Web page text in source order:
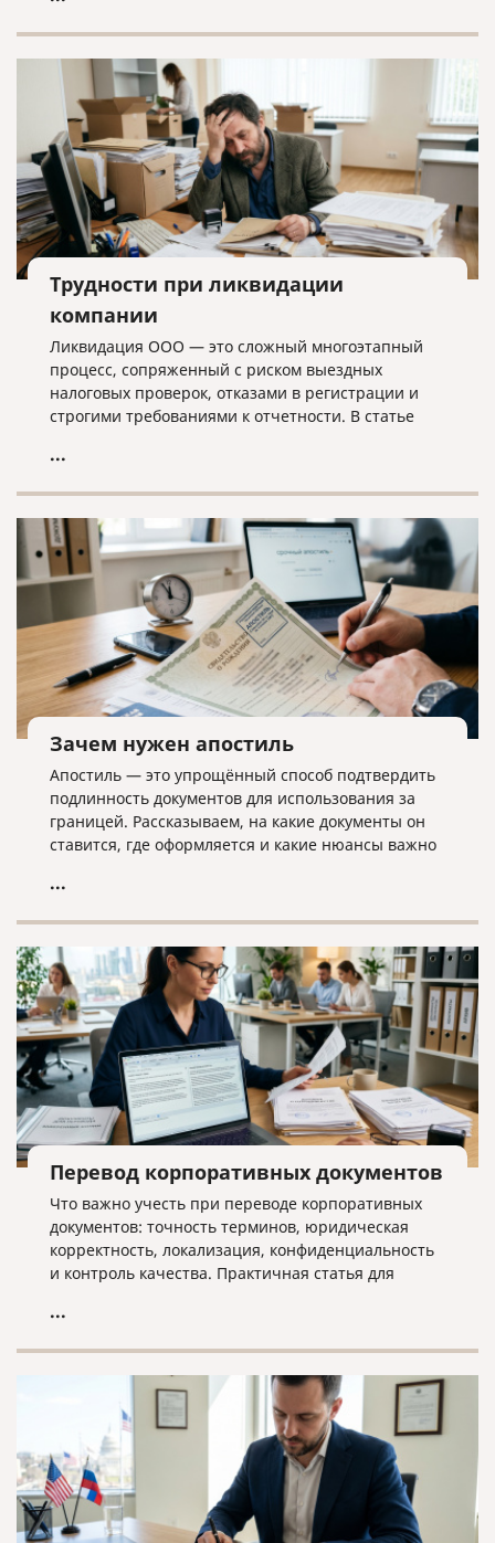
Трудности при ликвидации
компании
Ликвидация ООО — это сложный многоэтапный
процесс, сопряженный с риском выездных
налоговых проверок, отказами в регистрации и
строгими требованиями к отчетности. В статье
бизнеса, критерии упрощенной процедуры и
...
Зачем нужен апостиль
Апостиль — это упрощённый способ подтвердить
подлинность документов для использования за
границей. Рассказываем, на какие документы он
ставится, где оформляется и какие нюансы важно
...
Перевод корпоративных документов
Что важно учесть при переводе корпоративных
документов: точность терминов, юридическая
корректность, локализация, конфиденциальность
и контроль качества. Практичная статья для
...